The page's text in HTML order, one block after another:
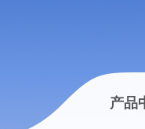
产品